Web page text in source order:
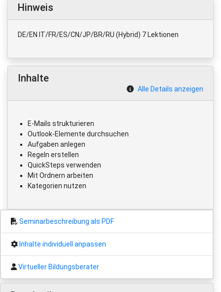
Hinweis
DE/EN IT/FR/ES/CN/JP/BR/RU (Hybrid) 7 Lektionen
Inhalte
Alle Details anzeigen
E-Mails strukturieren
Outlook-Elemente durchsuchen
Aufgaben anlegen
Regeln erstellen
QuickSteps verwenden
Mit Ordnern arbeiten
Kategorien nutzen
Seminarbeschreibung als PDF
Inhalte individuell anpassen
Virtueller Bildungsberater